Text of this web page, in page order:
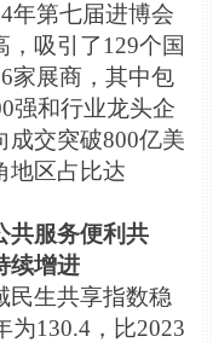
年第七届进博会
，吸引了129个国
家展商，其中包
强和行业龙头企
成交突破800亿美
地区占比达
共服务便利共
续增进
民生共享指数稳
为130.4，比2023